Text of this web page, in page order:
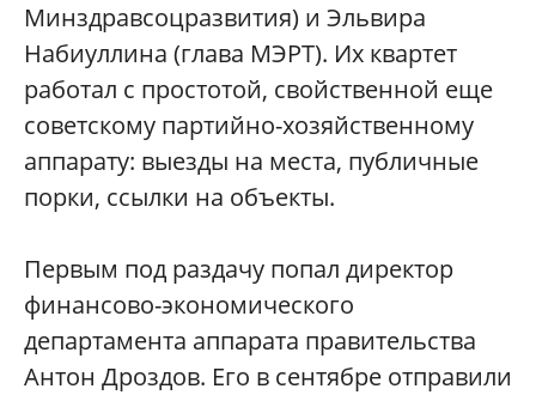
Минздравсоцразвития) и Эльвира
Набиуллина (глава МЭРТ). Их квартет
работал с простотой, свойственной еще
советскому партийно-хозяйственному
аппарату: выезды на места, публичные
порки, ссылки на объекты.
Первым под раздачу попал директор
финансово-экономического
департамента аппарата правительства
Антон Дроздов. Его в сентябре отправили